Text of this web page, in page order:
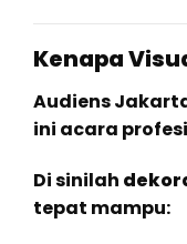
Kenapa
Audiens
ini acara
Di sinilah
tepat mampu: